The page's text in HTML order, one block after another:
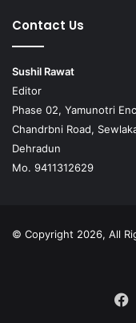
Contact Us
Sushil Rawat
Editor
Phase 02, Yamunotri
Chandrbni Road,
Dehradun
Mo. 9411312629
© Copyright 2026, All